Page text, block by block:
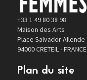
+33 1 49 80 38 98
Maison des Arts
Place Salvador Allende
94000 CRETEIL - FRANCE
Plan du site